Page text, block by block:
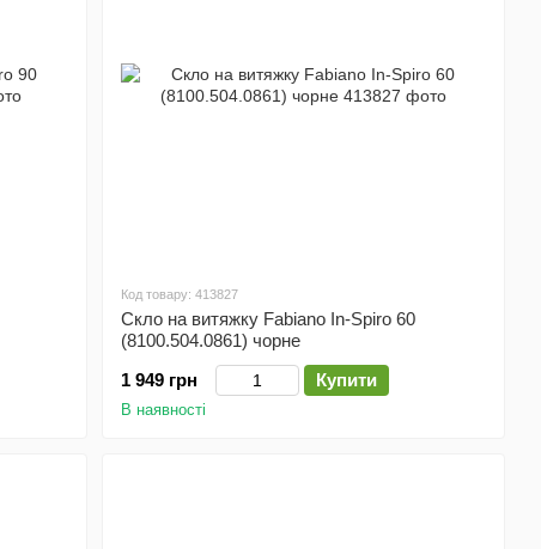
Код товару: 413827
Скло на витяжку Fabiano In-Spiro 60
(8100.504.0861) чорне
1 949 грн
Купити
В наявності